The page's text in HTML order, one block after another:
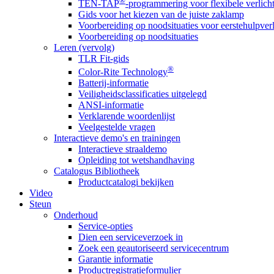
TEN-TAP -programmering voor flexibele
Gids voor het kiezen van de juiste zaklamp
Voorbereiding op noodsituaties voor
Voorbereiding op noodsituaties
Leren (vervolg)
TLR Fit-gids
Color-Rite Technology®
Batterij-informatie
Veiligheidsclassificaties uitgelegd
ANSI-informatie
Verklarende woordenlijst
Veelgestelde vragen
Interactieve demo's en trainingen
Interactieve straaldemo
Opleiding tot wetshandhaving
Catalogus Bibliotheek
Productcatalogi bekijken
Video
Steun
Onderhoud
Service-opties
Dien een serviceverzoek in
Zoek een geautoriseerd servicecentrum
Garantie informatie
Productregistratieformulier